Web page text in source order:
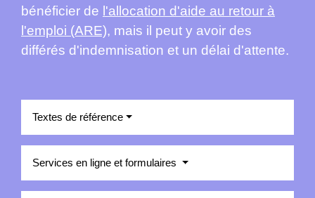
bénéficier de l'allocation d'aide au retour à
l'emploi (ARE), mais il peut y avoir des
différés d'indemnisation et un délai d'attente.
Textes de référence
Services en ligne et formulaires